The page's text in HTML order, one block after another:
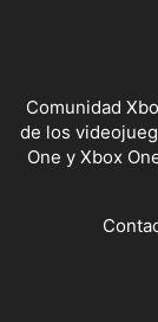
Comunidad
de los
One y Xbox